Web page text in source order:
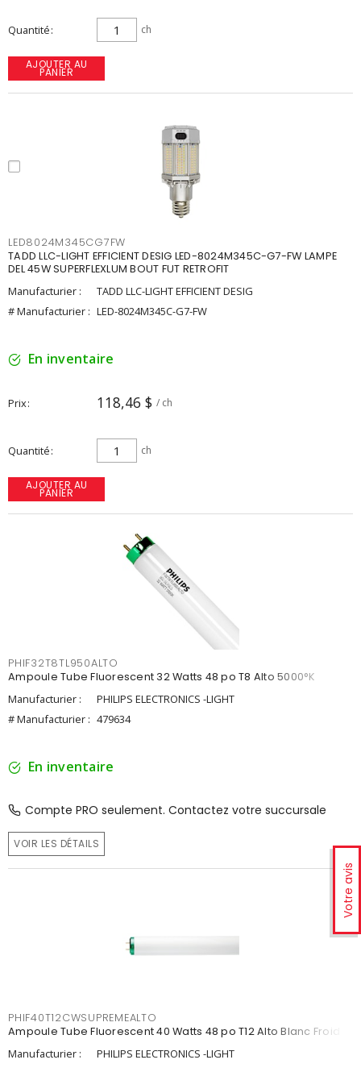
Votre avis
Quantité ch
AJOUTER AU
PANIER
LED8024M345CG7FW
TADD LLC-LIGHT EFFICIENT DESIG LED-8024M345C-G7-FW LAMPE
DEL 45W SUPERFLEXLUM BOUT FUT RETROFIT
Manufacturier :
TADD LLC-LIGHT EFFICIENT DESIG
# Manufacturier : LED-8024M345C-G7-FW
En inventaire
Prix 118,46 $ / ch
Quantité ch
AJOUTER AU
PANIER
PHIF32T8TL950ALTO
Ampoule Tube Fluorescent 32 Watts 48 po T8 Alto 5000°K
Manufacturier :
PHILIPS ELECTRONICS -LIGHT
# Manufacturier : 479634
En inventaire
Compte PRO seulement. Contactez votre succursale
VOIR LES DÉTAILS
PHIF40T12CWSUPREMEALTO
Ampoule Tube Fluorescent 40 Watts 48 po T12 Alto Blanc Froid
Manufacturier :
PHILIPS ELECTRONICS -LIGHT